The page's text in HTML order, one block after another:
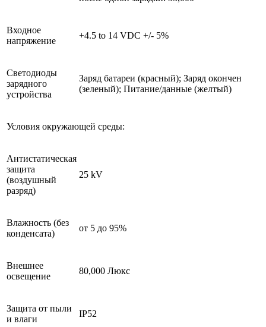
Входное
напряжение
+4.5 to 14 VDC +/- 5%
Светодиоды
зарядного
устройства
Заряд батареи (красный); Заряд окончен
(зеленый); Питание/данные (желтый)
Условия окружающей среды:
Антистатическая
защита
(воздушный
разряд)
25 kV
Влажность (без
конденсата)
от 5 до 95%
Внешнее
освещение
80,000 Люкс
Защита от пыли
и влаги
IP52